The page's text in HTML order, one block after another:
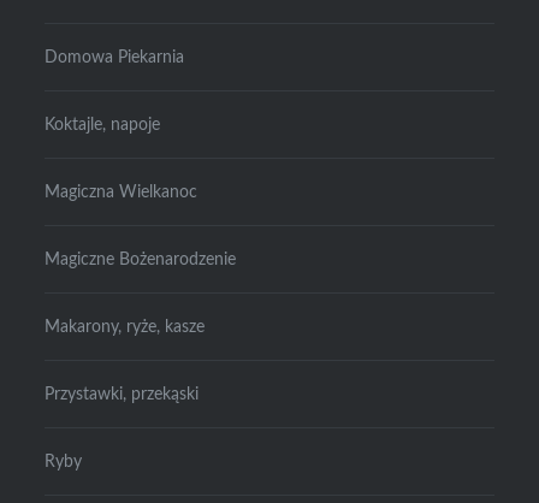
Domowa Piekarnia
Koktajle, napoje
Magiczna Wielkanoc
Magiczne Bożenarodzenie
Makarony, ryże, kasze
Przystawki, przekąski
Ryby